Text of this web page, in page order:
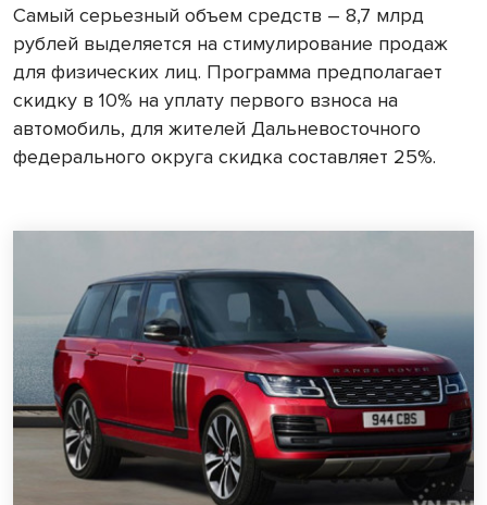
Самый серьезный объем средств – 8,7 млрд
рублей выделяется на стимулирование продаж
для физических лиц. Программа предполагает
скидку в 10% на уплату первого взноса на
автомобиль, для жителей Дальневосточного
федерального округа скидка составляет 25%.